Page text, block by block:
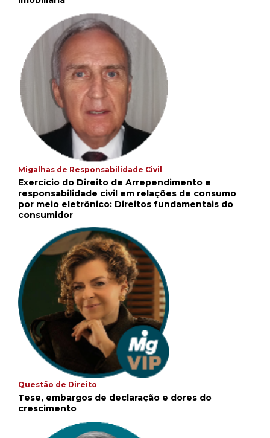
Migalhas de Responsabilidade Civil
Exercício do Direito de Arrependimento e
responsabilidade civil em relações de consumo
por meio eletrônico: Direitos fundamentais do
consumidor
Questão de Direito
Tese, embargos de declaração e dores do
crescimento